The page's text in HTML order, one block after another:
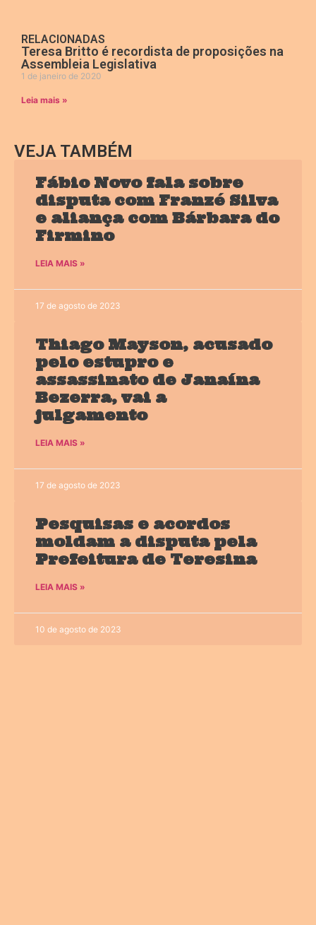
RELACIONADAS
Teresa Britto é recordista de proposições na
Assembleia Legislativa
1 de janeiro de 2020
Leia mais »
VEJA TAMBÉM
Fábio Novo fala sobre
disputa com Franzé Silva
e aliança com Bárbara do
Firmino
LEIA MAIS »
17 de agosto de 2023
Thiago Mayson, acusado
pelo estupro e
assassinato de Janaína
Bezerra, vai a
julgamento
LEIA MAIS »
17 de agosto de 2023
Pesquisas e acordos
moldam a disputa pela
Prefeitura de Teresina
LEIA MAIS »
10 de agosto de 2023